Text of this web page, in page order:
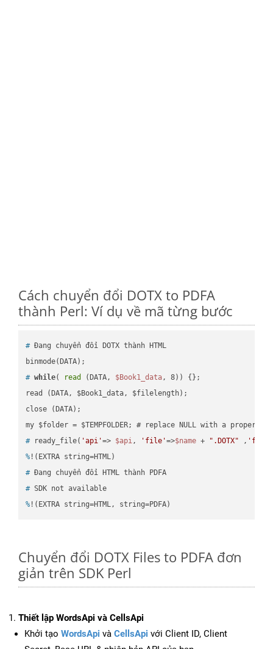
Cách chuyển đổi DOTX to PDFA
thành Perl: Ví dụ về mã từng bước
# Đang chuyển đổi DOTX thành HTML
# while( read (DATA, $Book1_data, 8)) {};
read (DATA, $Book1_data, $filelength);
close (DATA);
# ready_file( 'api'=> $api, 'file'=>$name + ".DOTX" ,
% !(EXTRA string=HTML)
# Đang chuyển đổi HTML thành PDFA
# SDK not available
% !(EXTRA string=HTML, string=PDFA)
Chuyển đổi DOTX Files to PDFA đơn
giản trên SDK Perl
Thiết lập WordsApi và CellsApi
Khởi tạo WordsApi và CellsApi với Client ID, Client